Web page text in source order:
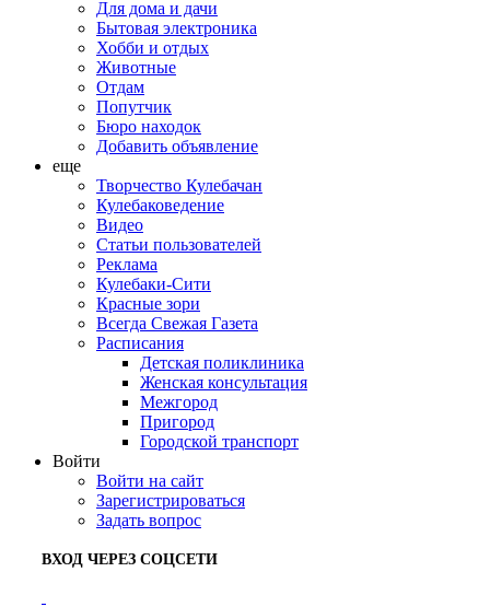
Для дома и дачи
Бытовая электроника
Хобби и отдых
Животные
Отдам
Попутчик
Бюро находок
Добавить объявление
еще
Творчество Кулебачан
Кулебаковедение
Видео
Статьи пользователей
Реклама
Кулебаки-Сити
Красные зори
Всегда Свежая Газета
Расписания
Детская поликлиника
Женская консультация
Межгород
Пригород
Городской транспорт
Войти
Войти на сайт
Зарегистрироваться
Задать вопрос
ВХОД ЧЕРЕЗ СОЦСЕТИ